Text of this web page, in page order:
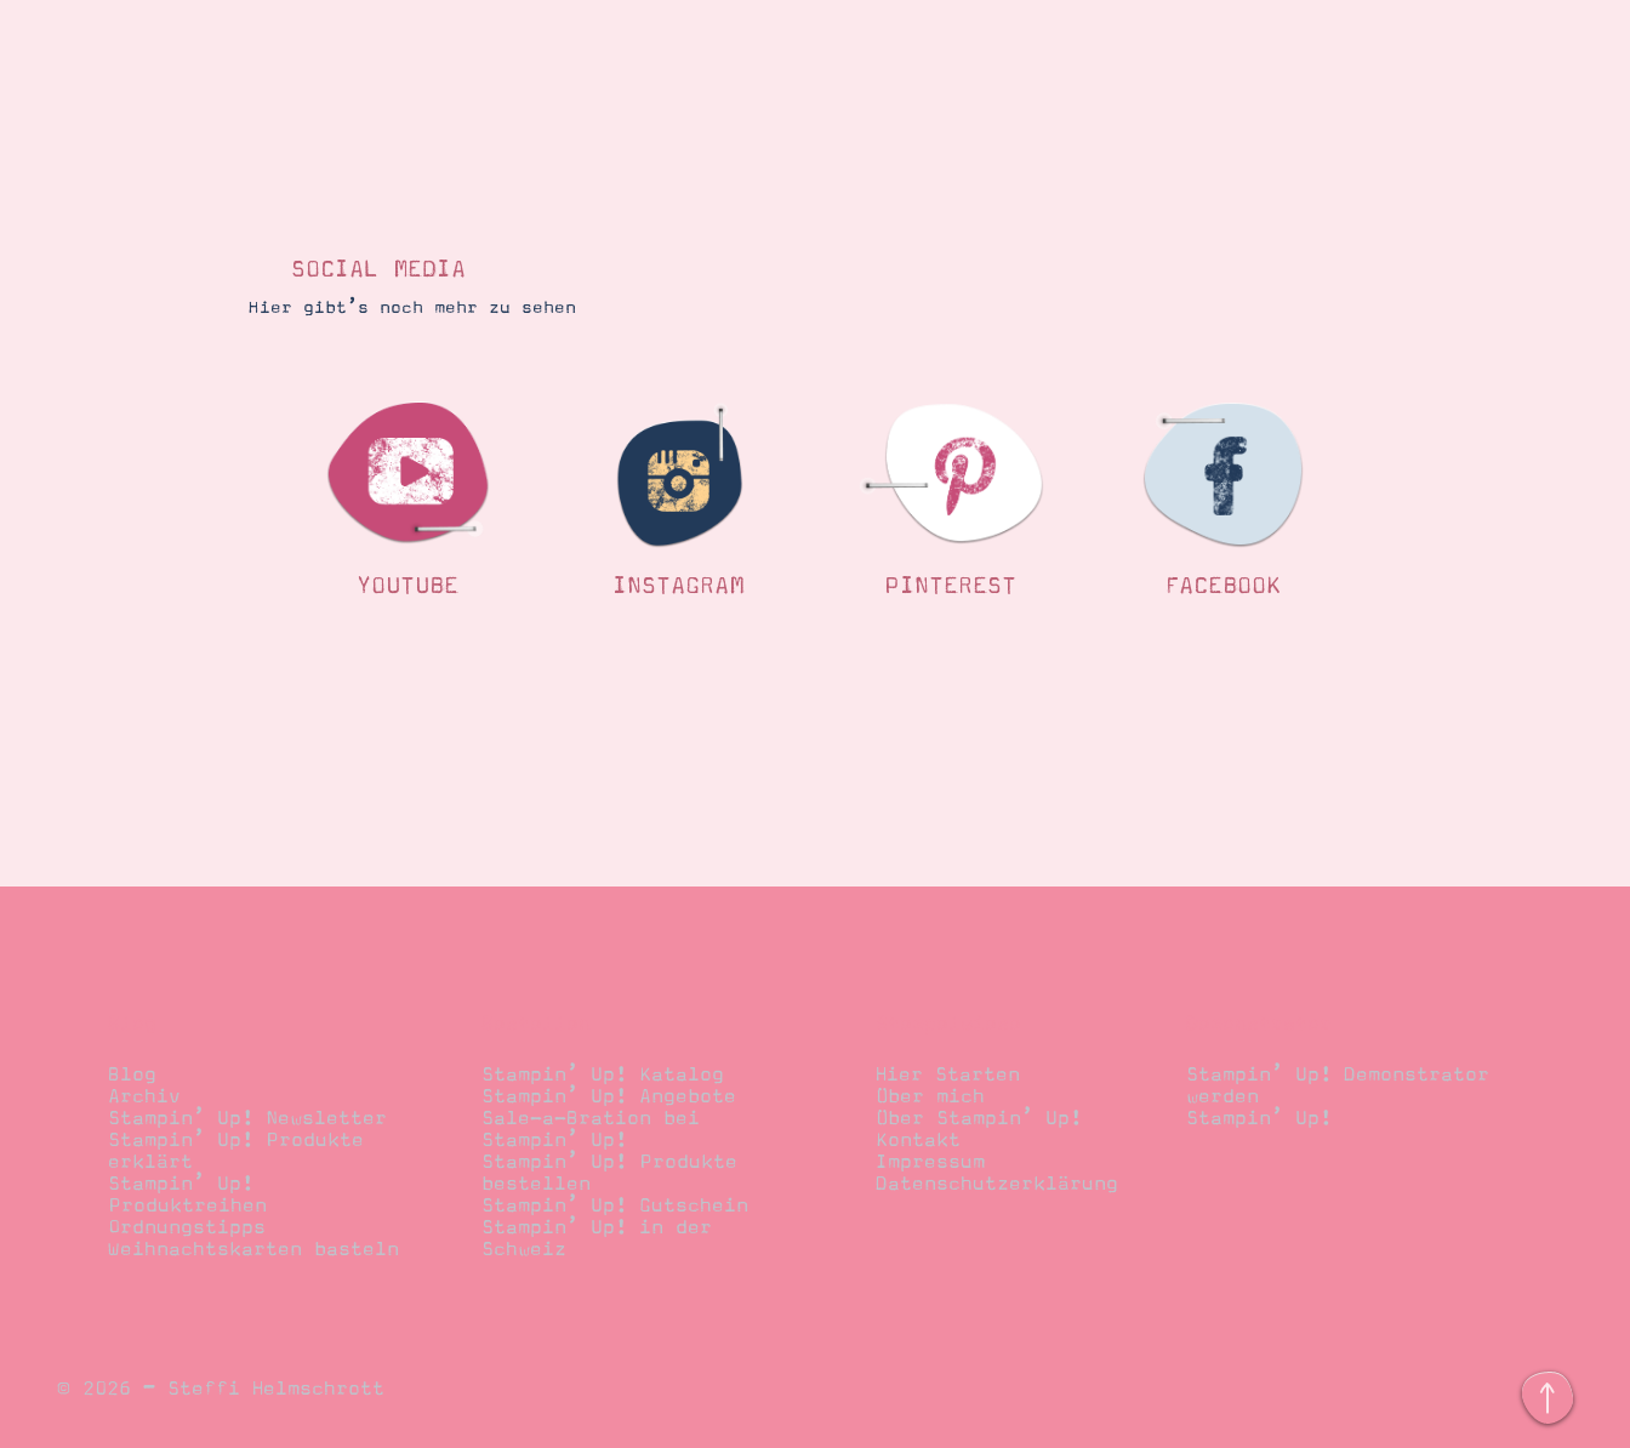
SOCIAL MEDIA
Hier gibt’s noch mehr zu sehen
YOUTUBE INSTAGRAM PINTEREST FACEBOOK
Blog
Archiv
Stampin’ Up! Newsletter
Stampin’ Up! Produkte
erklärt
Stampin’ Up!
Produktreihen
Ordnungstipps
Weihnachtskarten basteln
Stampin’ Up! Katalog
Stampin’ Up! Angebote
Sale-a-Bration bei
Stampin’ Up!
Stampin’ Up! Produkte
bestellen
Stampin’ Up! Gutschein
Stampin’ Up! in der
Schweiz
Hier Starten
Über mich
Über Stampin’ Up!
Kontakt
Impressum
Datenschutzerklärung
Stampin’ Up! Demonstrator
werden
Stampin’ Up!
© 2026 – Steffi Helmschrott